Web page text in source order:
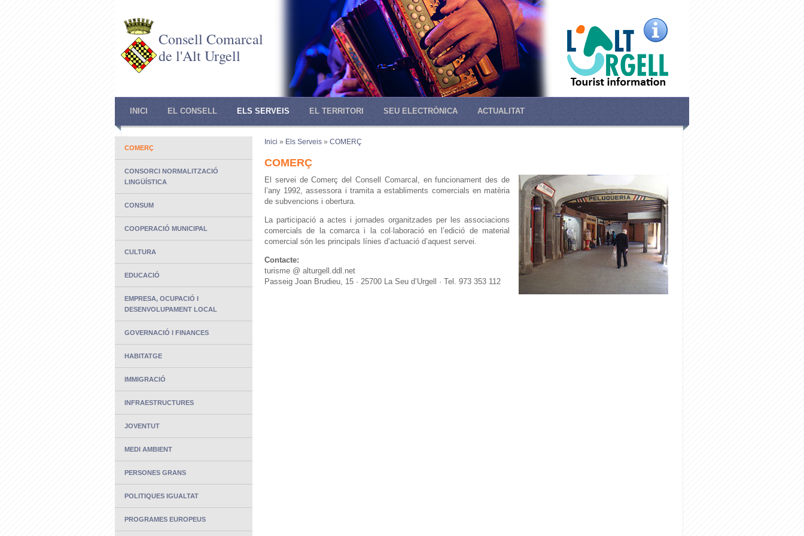
Consell Comarcal
de l'Alt Urgell
INICI EL CONSELL ELS SERVEIS EL TERRITORI SEU ELECTRÒNICA ACTUALITAT
COMERÇ
CONSORCI NORMALITZACIÓ
LINGÜÍSTICA
CONSUM
COOPERACIÓ MUNICIPAL
CULTURA
EDUCACIÓ
EMPRESA, OCUPACIÓ I
DESENVOLUPAMENT LOCAL
GOVERNACIÓ I FINANCES
HABITATGE
IMMIGRACIÓ
INFRAESTRUCTURES
JOVENTUT
MEDI AMBIENT
PERSONES GRANS
POLITIQUES IGUALTAT
PROGRAMES EUROPEUS
Inici » Els Serveis » COMERÇ
COMERÇ
El servei de Comerç del Consell Comarcal, en funcionament des de
l’any 1992, assessora i tramita a establiments comercials en matèria
de subvencions i obertura.
La participació a actes i jornades organitzades per les associacions
comercials de la comarca i la col·laboració en l’edició de material
comercial són les principals línies d’actuació d’aquest servei.
Contacte:
turisme @ a lturgell.ddl.net
Passeig Joan Brudieu, 15 · 25700 La Seu d’Urgell · Tel. 973 353 112